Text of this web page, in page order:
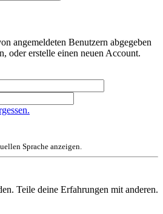
angemeldeten Benutzern abgegeben
oder erstelle einen neuen Account.
Sprache anzeigen.
Teile deine Erfahrungen mit anderen.